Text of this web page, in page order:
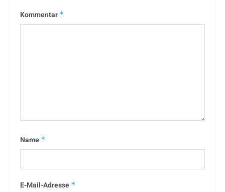
Kommentar *
Name *
E-Mail-Adresse *